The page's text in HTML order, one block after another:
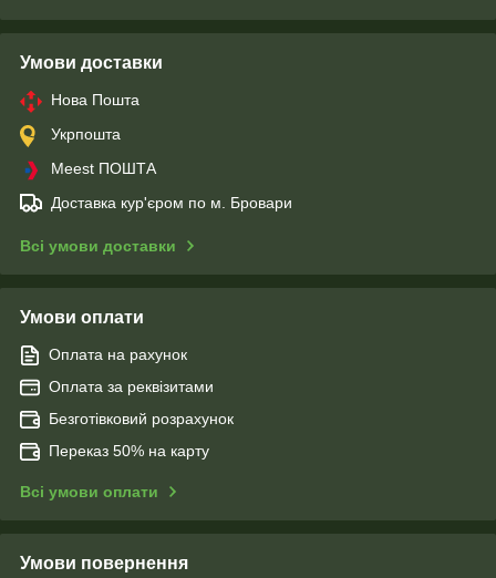
Умови доставки
Нова Пошта
Укрпошта
Meest ПОШТА
Доставка кур'єром по м. Бровари
Всі умови доставки
Умови оплати
Оплата на рахунок
Оплата за реквізитами
Безготівковий розрахунок
Переказ 50% на карту
Всі умови оплати
Умови повернення